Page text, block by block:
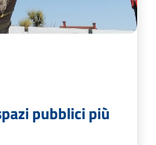
pubblici più